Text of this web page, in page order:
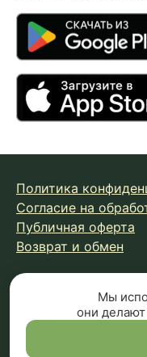
Политика
Согласие на
Публичная оферта
Возврат и обмен
© 2026 Fungiline —
Копирование
Вся информация на
не является
Мы
они